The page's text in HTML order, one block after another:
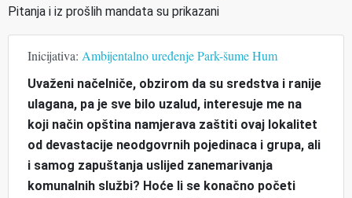
Pitanja i iz prošlih mandata su prikazani
Inicijativa: Ambijentalno uređenje Park-šume Hum
Uvaženi načelniče, obzirom da su sredstva i ranije
ulagana, pa je sve bilo uzalud, interesuje me na
koji način opština namjerava zaštiti ovaj lokalitet
od devastacije neodgovrnih pojedinaca i grupa, ali
i samog zapuštanja uslijed zanemarivanja
komunalnih službi? Hoće li se konačno početi